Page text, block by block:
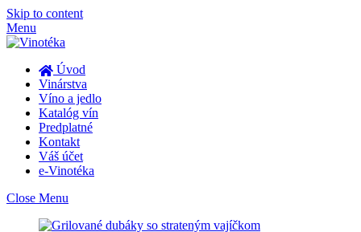
Skip to content
Menu
Úvod
Vinárstva
Víno a jedlo
Katalóg vín
Predplatné
Kontakt
Váš účet
e-Vinotéka
Close Menu